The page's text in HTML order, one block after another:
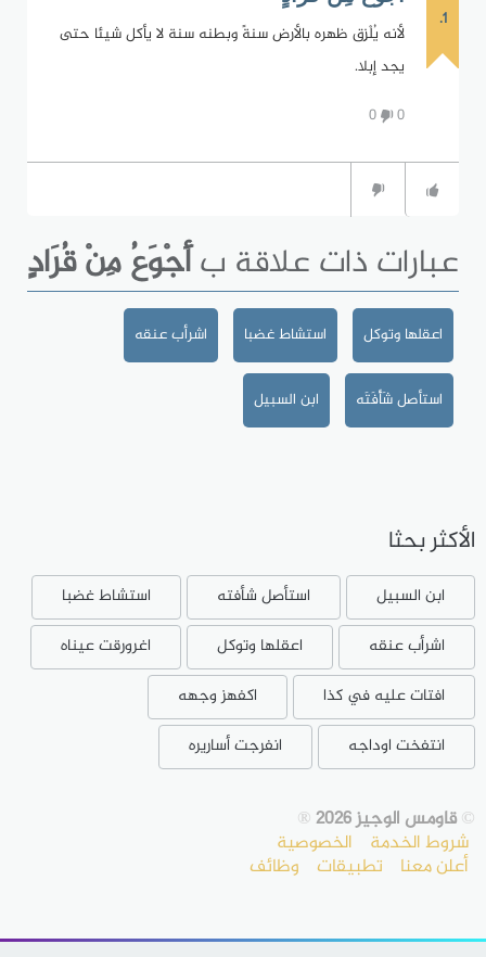
1.
لأنه يُلْزِق ظهره بالأرض سنةً وبطنه سنة لا يأكل شيئا حتى
يجد إبلا.
0
0
عبارات ذات علاقة بأَجْوَعُ مِنْ قُرَادٍ
اعقلها وتوكل استشاط غضبا اشرأب عنقه
استأصل شَأْفَتَه ابن السبيل
الأكثر بحثا
ابن السبيل استأصل شأفته
استشاط غضبا
اشرأب عنقه
اعقلها وتوكل
اغرورقت عيناه
افتات عليه في كذا
اكفهز وجهه
انتفخت اوداجه
انفرجت أساريره
©قاومس الوجيز 2026 ®
شروط الخدمة الخصوصية
أعلن معنا تطبيقات وظائف